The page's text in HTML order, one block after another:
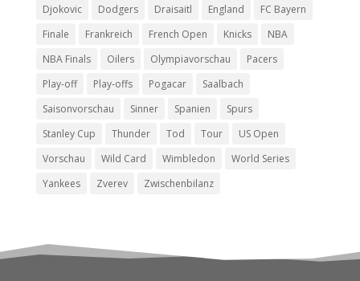
Djokovic
Dodgers Draisaitl England
FC Bayern
Finale
Frankreich French Open Knicks
NBA
NBA Finals
Oilers Olympiavorschau
Pacers
Play-off
Play-offs Pogacar
Saalbach
Saisonvorschau
Sinner Spanien
Spurs
Stanley Cup
Thunder Tod Tour
US Open
Vorschau
Wild Card Wimbledon
World Series
Yankees
Zverev Zwischenbilanz